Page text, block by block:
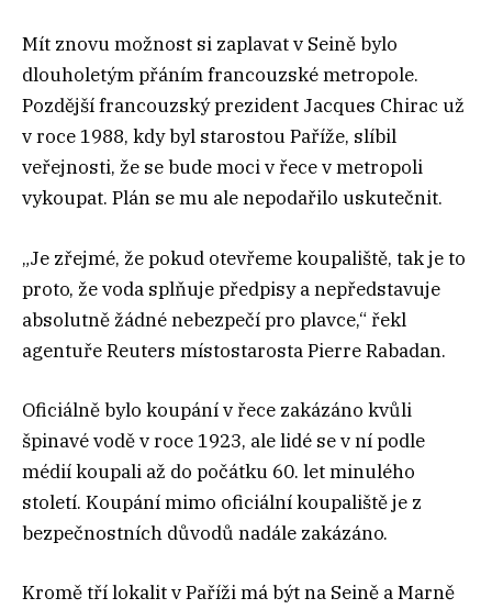
Mít znovu možnost si zaplavat v Seině bylo
dlouholetým přáním francouzské metropole.
Pozdější francouzský prezident Jacques Chirac už
v roce 1988, kdy byl starostou Paříže, slíbil
veřejnosti, že se bude moci v řece v metropoli
vykoupat. Plán se mu ale nepodařilo uskutečnit.
„Je zřejmé, že pokud otevřeme koupaliště, tak je to
proto, že voda splňuje předpisy a nepředstavuje
absolutně žádné nebezpečí pro plavce,“ řekl
agentuře Reuters místostarosta Pierre Rabadan.
Oficiálně bylo koupání v řece zakázáno kvůli
špinavé vodě v roce 1923, ale lidé se v ní podle
médií koupali až do počátku 60. let minulého
století. Koupání mimo oficiální koupaliště je z
bezpečnostních důvodů nadále zakázáno.
Kromě tří lokalit v Paříži má být na Seině a Marně